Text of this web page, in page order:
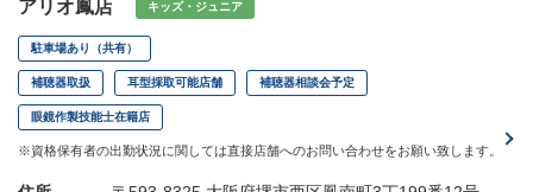
アリオ鳳店 キッズ・ジュニア
駐車場あり（共有）
補聴器取扱 耳型採取可能店舗 補聴器相談会予定
眼鏡作製技能士在籍店
※資格保有者の出勤状況に関しては直接店舗へのお問い合わせをお願い致します。